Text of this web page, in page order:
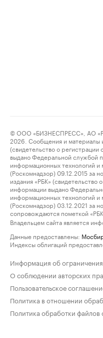
© ООО «БИЗНЕСПРЕСС», АО
2026. Сообщения и материалы
(свидетельство о
выдано Федеральной службой
информационных технологий и
(Роскомнадзор) 09.12.2015 за
издания «РБК» (свидетельство
информации выдано
информационных технологий и
(Роскомнадзор) 03.12.2021
сопровождаются пометкой
Владельцем сайта является
Данные предоставлены:
Индексы облигаций
Информация об
О соблюдении авторских
Пользовательское
Политика в отношении
Политика обработки файлов